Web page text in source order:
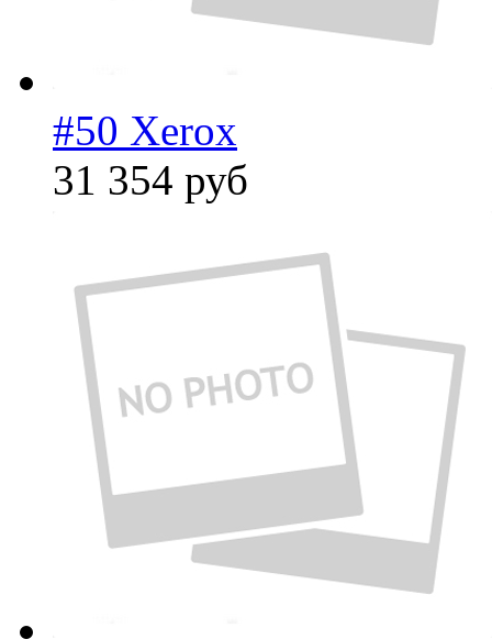
#50 Xerox
31 354 руб